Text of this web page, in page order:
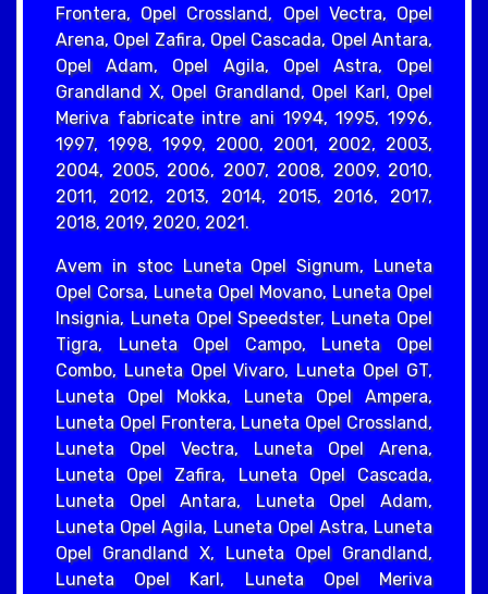
Frontera, Opel Crossland, Opel Vectra, Opel
Arena, Opel Zafira, Opel Cascada, Opel Antara,
Opel Adam, Opel Agila, Opel Astra, Opel
Grandland X, Opel Grandland, Opel Karl, Opel
Meriva fabricate intre ani 1994, 1995, 1996,
1997, 1998, 1999, 2000, 2001, 2002, 2003,
2004, 2005, 2006, 2007, 2008, 2009, 2010,
2011, 2012, 2013, 2014, 2015, 2016, 2017,
2018, 2019, 2020, 2021.
Avem in stoc Luneta Opel Signum, Luneta
Opel Corsa, Luneta Opel Movano, Luneta Opel
Insignia, Luneta Opel Speedster, Luneta Opel
Tigra, Luneta Opel Campo, Luneta Opel
Combo, Luneta Opel Vivaro, Luneta Opel GT,
Luneta Opel Mokka, Luneta Opel Ampera,
Luneta Opel Frontera, Luneta Opel Crossland,
Luneta Opel Vectra, Luneta Opel Arena,
Luneta Opel Zafira, Luneta Opel Cascada,
Luneta Opel Antara, Luneta Opel Adam,
Luneta Opel Agila, Luneta Opel Astra, Luneta
Opel Grandland X, Luneta Opel Grandland,
Luneta Opel Karl, Luneta Opel Meriva